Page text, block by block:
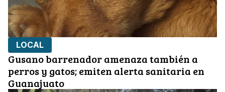
LOCAL
Gusano barrenador amenaza también a
perros y gatos; emiten alerta sanitaria en
Guanajuato